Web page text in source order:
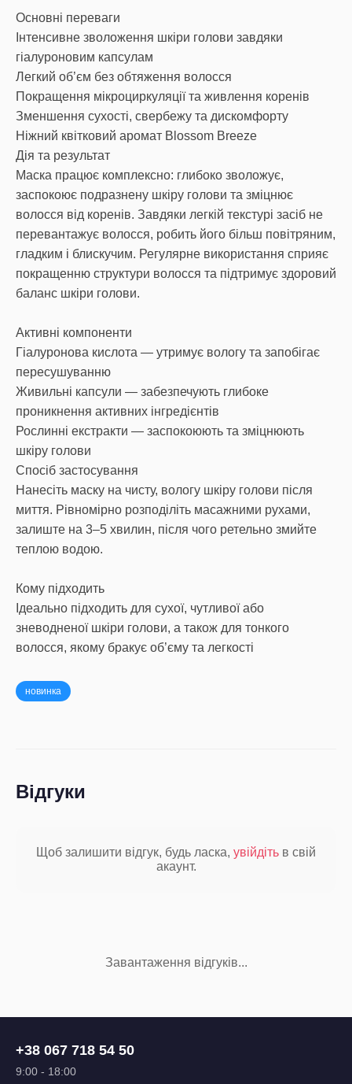
Основні переваги
Інтенсивне зволоження шкіри голови завдяки
гіалуроновим капсулам
Легкий об’єм без обтяження волосся
Покращення мікроциркуляції та живлення коренів
Зменшення сухості, свербежу та дискомфорту
Ніжний квітковий аромат Blossom Breeze
Дія та результат
Маска працює комплексно: глибоко зволожує,
заспокоює подразнену шкіру голови та зміцнює
волосся від коренів. Завдяки легкій текстурі засіб не
перевантажує волосся, робить його більш повітряним,
гладким і блискучим. Регулярне використання сприяє
покращенню структури волосся та підтримує здоровий
баланс шкіри голови.
Активні компоненти
Гіалуронова кислота — утримує вологу та запобігає
пересушуванню
Живильні капсули — забезпечують глибоке
проникнення активних інгредієнтів
Рослинні екстракти — заспокоюють та зміцнюють
шкіру голови
Спосіб застосування
Нанесіть маску на чисту, вологу шкіру голови після
миття. Рівномірно розподіліть масажними рухами,
залиште на 3–5 хвилин, після чого ретельно змийте
теплою водою.
Кому підходить
Ідеально підходить для сухої, чутливої або
зневодненої шкіри голови, а також для тонкого
волосся, якому бракує об’єму та легкості
новинка
Відгуки
Щоб залишити відгук, будь ласка, увійдіть в свій
акаунт.
Завантаження відгуків...
+38 067 718 54 50
9:00 - 18:00